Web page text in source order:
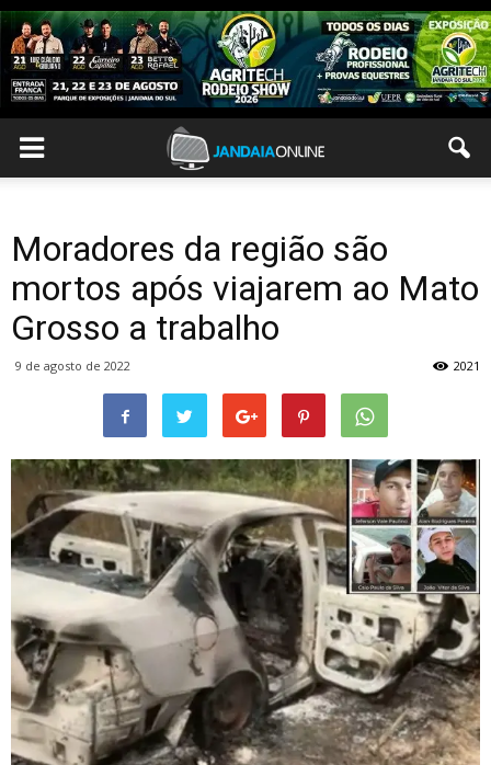
Moradores da região são
mortos após viajarem ao Mato
Grosso a trabalho
9 de agosto de 2022 2021